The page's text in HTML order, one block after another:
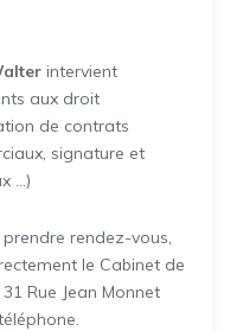
intervient
aux droit
de contrats
signature et
…)
rendez-vous,
le Cabinet de
Rue Jean Monnet